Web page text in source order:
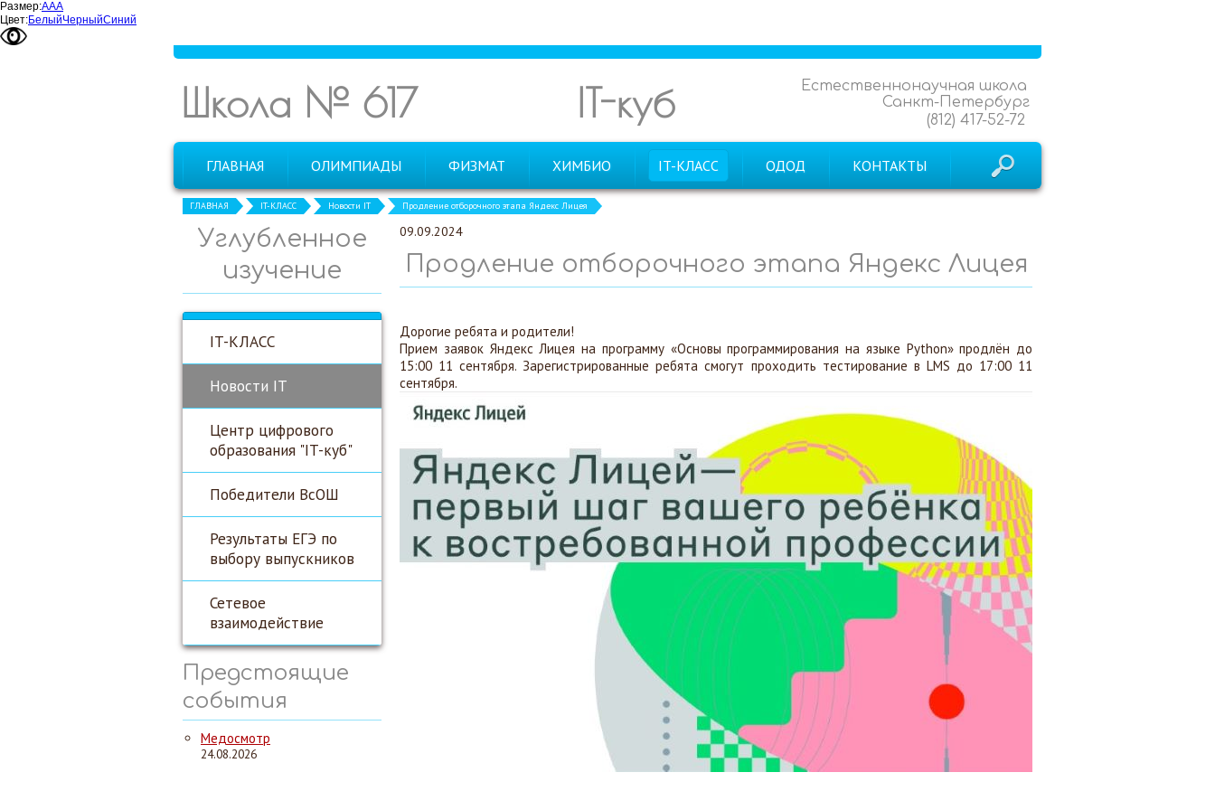
Размер:ААА
Цвет:БелыйЧерныйСиний
Школа № 617
Естественнонаучная школа
Санкт-Петербург
(812) 417-52-72
IT-куб
ГЛАВНАЯ ОЛИМПИАДЫ ФИЗМАТ ХИМБИО IT-КЛАСС ОДОД КОНТАКТЫ
ГЛАВНАЯ IT-КЛАСС Новости IT Продление отборочного этапа Яндекс Лицея
Углубленное
изучение
IT-КЛАСС
Новости IT
Центр цифрового
образования "IT-куб"
Победители ВсОШ
Результаты ЕГЭ по
выбору выпускников
Сетевое
взаимодействие
Предстоящие
события
Медосмотр
24.08.2026
09.09.2024
Продление отборочного этапа Яндекс Лицея
Дорогие ребята и родители!
Прием заявок Яндекс Лицея на программу «Основы программирования на языке Python» продлён до
15:00 11 сентября. Зарегистрированные ребята смогут проходить тестирование в LMS до 17:00 11
сентября.